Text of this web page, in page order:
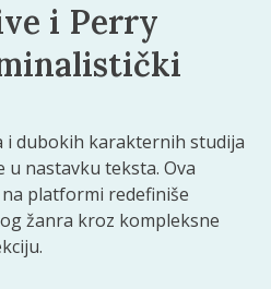
i Perry
dubokih karakternih studija
nastavku teksta. Ova
platformi redefiniše
žanra kroz kompleksne